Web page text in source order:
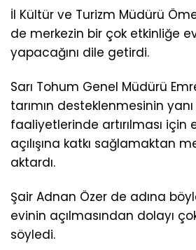
İl Kültür ve Turizm Müdürü
de merkezin bir çok etkinliğe
yapacağını dile getirdi.
Sarı Tohum Genel Müdürü
tarımın desteklenmesinin yanı
faaliyetlerinde artırılması için
açılışına katkı sağlamaktan
aktardı.
Şair Adnan Özer de adına
evinin açılmasından dolayı
söyledi.